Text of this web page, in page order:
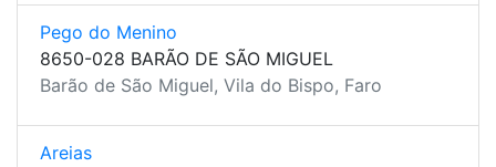
Pego do Menino
8650-028 BARÃO DE SÃO MIGUEL
Barão de São Miguel, Vila do Bispo, Faro
Areias